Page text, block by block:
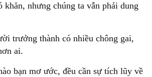
nhưng chúng ta vẫn phải dung
trưởng thành có nhiều chông gai,
ai.
bạn mơ ước, đều cần sự tích lũy về